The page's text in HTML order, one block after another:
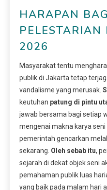
HARAPAN
PELESTARIAN
2026
Masyarakat tentu
publik di Jakarta tetap
vandalisme yang merusak.
keutuhan patung di pintu
jawab bersama bagi setiap
mengenai makna karya
pemerintah gencarkan
sekarang. Oleh sebab itu,
sejarah di dekat objek seni
pemahaman publik luas
yang baik pada malam hari